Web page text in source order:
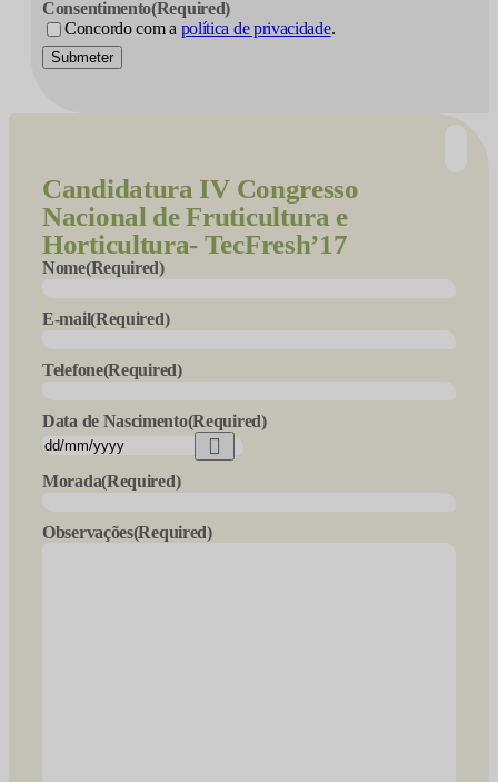
Consentimento(Required)
Concordo com a política de privacidade.
Submeter
Candidatura IV Congresso
Nacional de Fruticultura e
Horticultura- TecFresh’17
Nome(Required)
E-mail(Required)
Telefone(Required)
Data de Nascimento(Required)
Morada(Required)
Observações(Required)